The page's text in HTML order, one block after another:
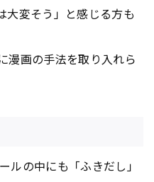
大変そう」と感じる方も
漫画の手法を取り入れら
の中にも「ふきだし」